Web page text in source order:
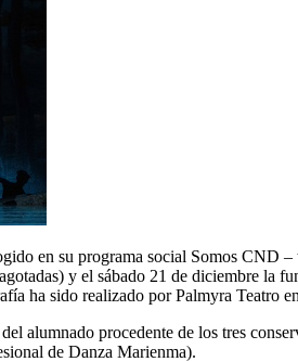
en su programa social Somos CND –
y el sábado 21 de diciembre la
ha sido realizado por Palmyra Teatro
alumnado procedente de los tres
de Danza Marienma).